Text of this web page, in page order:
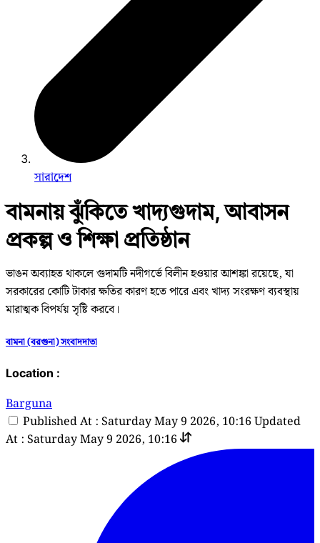
সারাদেশ
বামনায় ঝুঁকিতে খাদ্যগুদাম, আবাসন
প্রকল্প ও শিক্ষা প্রতিষ্ঠান
ভাঙন অব্যাহত থাকলে গুদামটি নদীগর্ভে বিলীন হওয়ার আশঙ্কা রয়েছে, যা
সরকারের কোটি টাকার ক্ষতির কারণ হতে পারে এবং খাদ্য সংরক্ষণ ব্যবস্থায়
মারাত্মক বিপর্যয় সৃষ্টি করবে।
বামনা (বরগুনা) সংবাদদাতা
Location :
Barguna
Published At : Saturday May 9 2026, 10:16 Updated
At : Saturday May 9 2026, 10:16